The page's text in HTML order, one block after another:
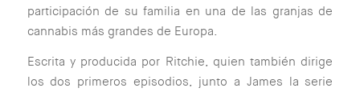
participación de su familia en una de las granjas de
cannabis más grandes de Europa.
Escrita y producida por Ritchie, quien también dirige
los dos primeros episodios, junto a James la serie